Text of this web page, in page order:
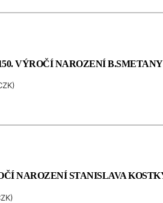
VÝROČÍ NAROZENÍ B.SMETANY
)
NAROZENÍ STANISLAVA
)